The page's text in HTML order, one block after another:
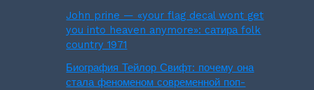
John prine — «your flag decal wont get
you into heaven anymore»: сатира folk
country 1971
Биография Тейлор Свифт: почему она
стала феноменом современной поп-